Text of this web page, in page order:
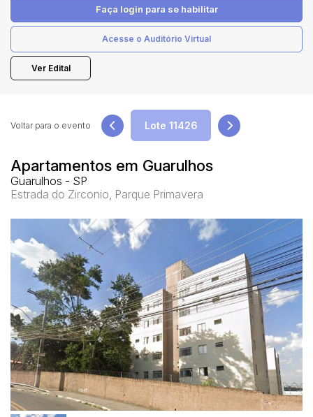
Faça login para se habilitar
Acesse o Auditório Virtual
Ver Edital
Apartamentos em Guarulhos
Guarulhos - SP
Estrada do Zirconio, Parque Primavera
Voltar para o evento